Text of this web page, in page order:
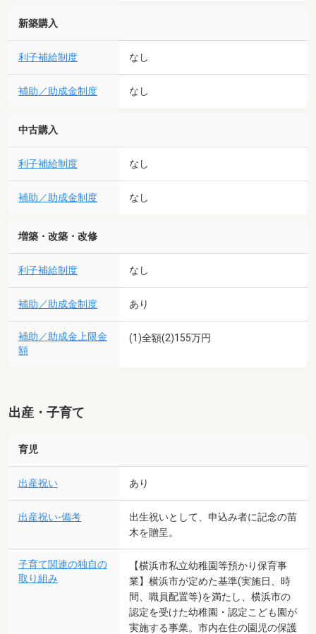
新築購入
利子補給制度 なし
補助／助成金制度 なし
中古購入
利子補給制度 なし
補助／助成金制度 なし
増築・改築・改修
利子補給制度 なし
補助／助成金制度 あり
補助／助成金上限金
額
(1)全額(2)155万円
出産・子育て
育児
出産祝い あり
出産祝い-備考
出生祝いとして、申込み者に記念の苗
木を贈呈。
子育て関連の独自の
取り組み
【横浜市私立幼稚園等預かり保育事
業】横浜市が定めた基準(実施日、時
間、職員配置等)を満たし、横浜市の
認定を受けた幼稚園・認定こども園が
実施する事業。市内在住の園児の保護